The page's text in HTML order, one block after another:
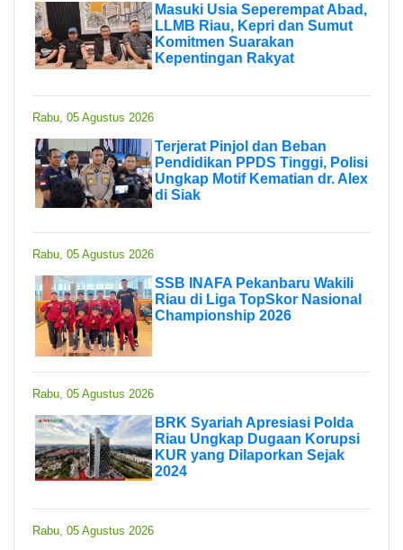
Masuki Usia Seperempat Abad,
LLMB Riau, Kepri dan Sumut
Komitmen Suarakan
Kepentingan Rakyat
Rabu, 05 Agustus 2026
Terjerat Pinjol dan Beban
Pendidikan PPDS Tinggi, Polisi
Ungkap Motif Kematian dr. Alex
di Siak
Rabu, 05 Agustus 2026
SSB INAFA Pekanbaru Wakili
Riau di Liga TopSkor Nasional
Championship 2026
Rabu, 05 Agustus 2026
BRK Syariah Apresiasi Polda
Riau Ungkap Dugaan Korupsi
KUR yang Dilaporkan Sejak
2024
Rabu, 05 Agustus 2026